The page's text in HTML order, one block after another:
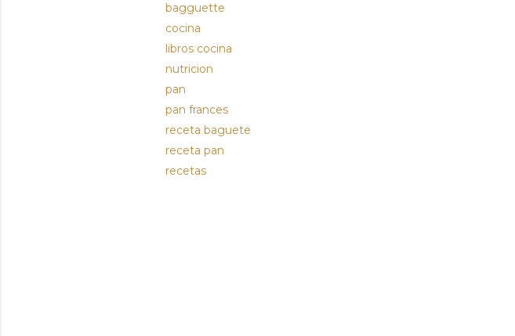
bagguette
cocina
libros cocina
nutricion
pan
pan frances
receta baguete
receta pan
recetas